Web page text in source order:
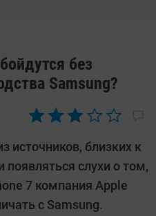
без
Samsung?
источников, близких к
слухи о том,
7 компания Apple
с Samsung.